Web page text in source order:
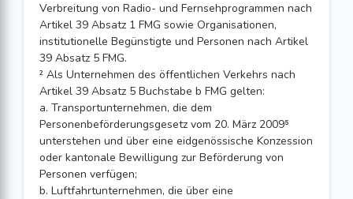
Verbreitung von Radio- und Fernsehprogrammen nach
Artikel 39 Absatz 1 FMG sowie Organisationen,
institutionelle Begünstigte und Personen nach Artikel
39 Absatz 5 FMG.
² Als Unternehmen des öffentlichen Verkehrs nach
Artikel 39 Absatz 5 Buchstabe b FMG gelten:
a. Transportunternehmen, die dem
Personenbeförderungsgesetz vom 20. März 2009⁵
unterstehen und über eine eidgenössische Konzession
oder kantonale Bewilligung zur Beförderung von
Personen verfügen;
b. Luftfahrtunternehmen, die über eine